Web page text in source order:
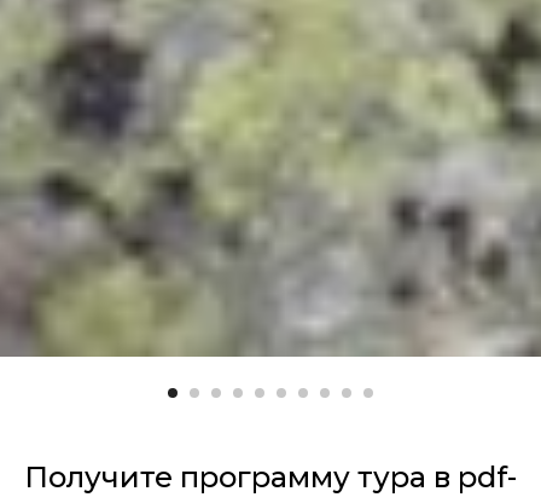
Получите программу тура в pdf-